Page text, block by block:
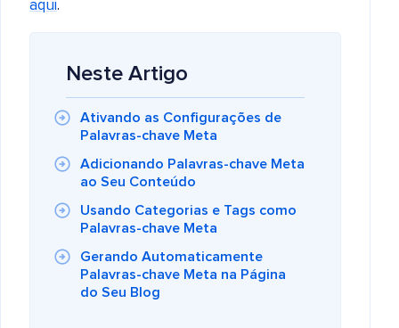
aqui.
Neste Artigo
Ativando as Configurações de
Palavras-chave Meta
Adicionando Palavras-chave Meta
ao Seu Conteúdo
Usando Categorias e Tags como
Palavras-chave Meta
Gerando Automaticamente
Palavras-chave Meta na Página
do Seu Blog